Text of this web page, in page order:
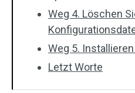
Weg 4. Löschen
Weg 5.
Letzt Worte